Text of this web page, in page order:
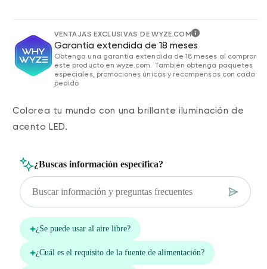
VENTAJAS EXCLUSIVAS DE WYZE.COM
Garantía extendida de 18 meses
Obtenga una garantía extendida de 18 meses al comprar
este producto en wyze.com. También obtenga paquetes
especiales, promociones únicas y recompensas con cada
pedido
Colorea tu mundo con una brillante iluminación de
acento LED.